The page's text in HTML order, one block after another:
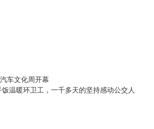
车文化周开幕
温暖环卫工，一千多天的坚持感动公交人